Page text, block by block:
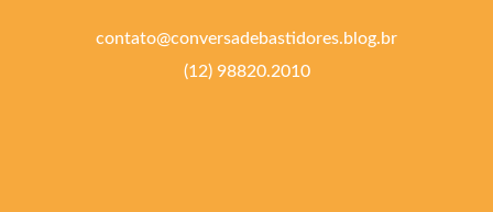
contato@conversadebastidores.blog.br
(12) 98820.2010